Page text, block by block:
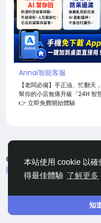
本站使用 cookie 以
得最佳體驗 了解更多
知
Annai智能客服
【老闆必備】手正油、忙翻天
幫你的小店無痛升級「24H 智
👉 立即免費開始體驗
© 2026 嘀咕
中文
關於
條款 隱私 聯絡